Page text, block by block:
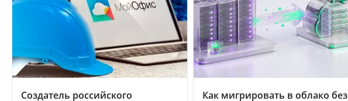
Создатель российского
Как мигрировать в облако без